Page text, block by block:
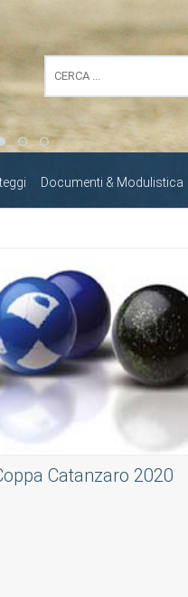
Documenti & Modulistica
Catanzaro 2020